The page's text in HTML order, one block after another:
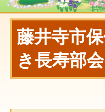
藤井寺市
き長寿部